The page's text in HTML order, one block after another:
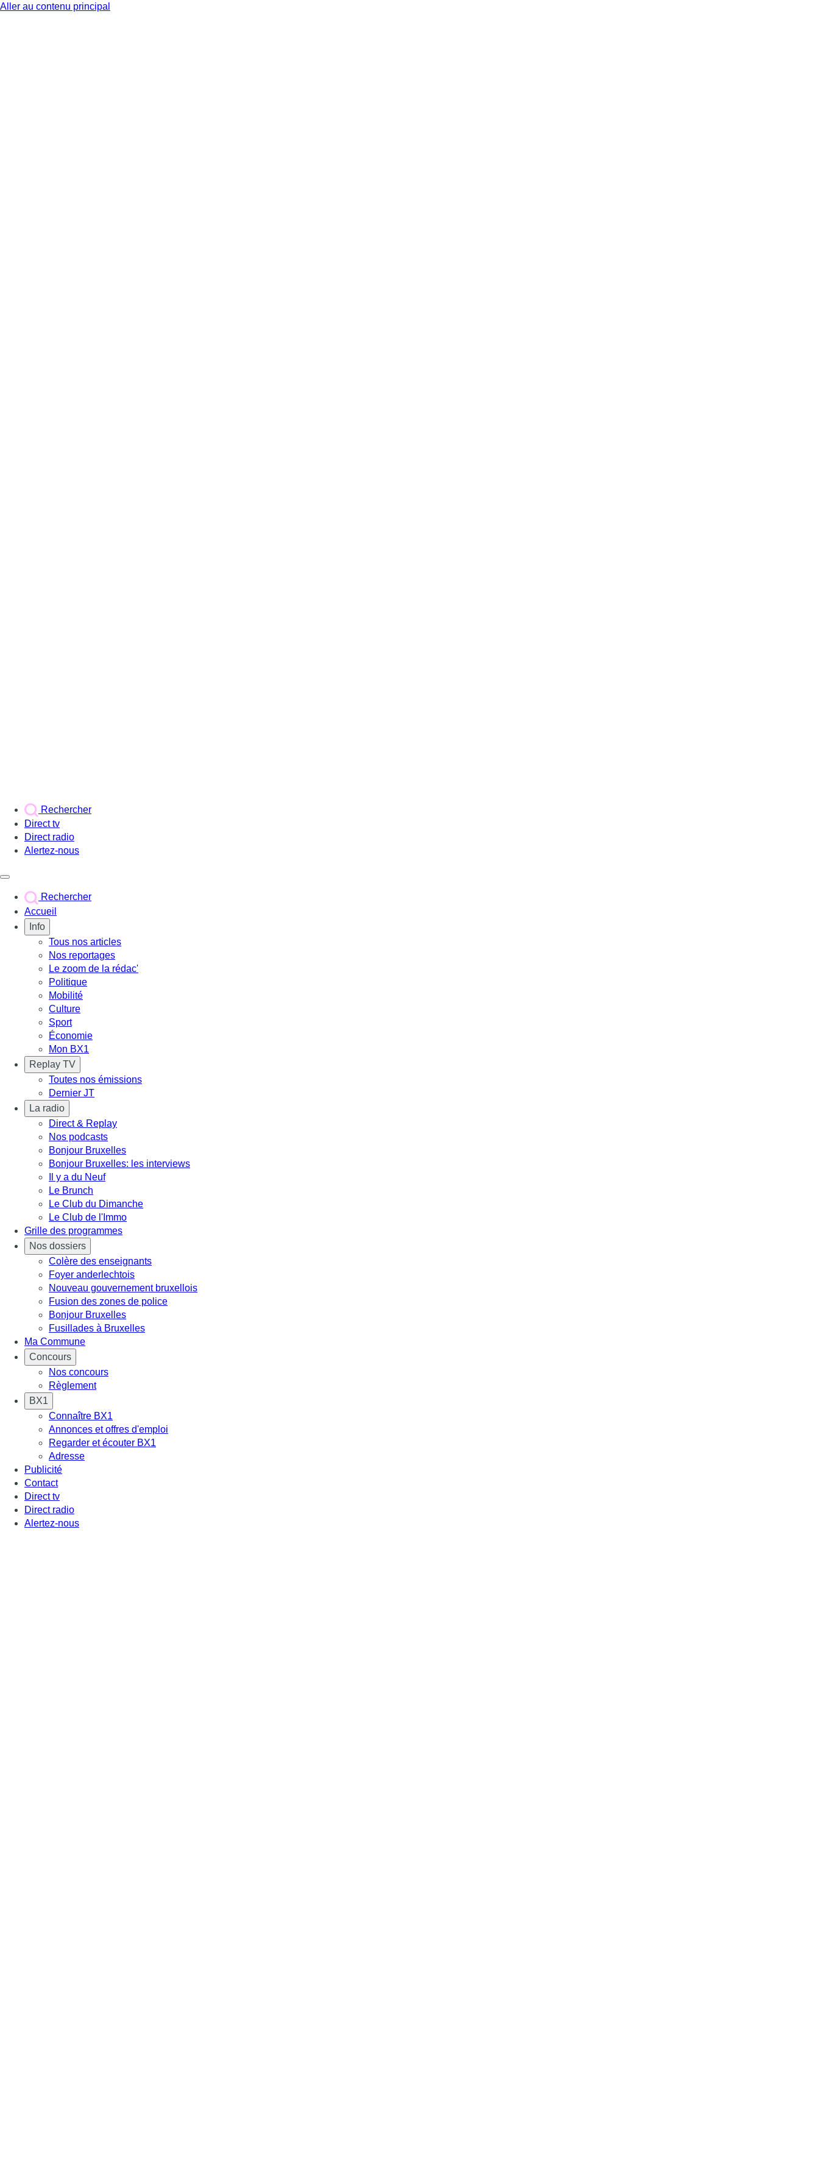
Aller au contenu principal
Rechercher
Direct tv
Direct radio
Alertez-nous
Rechercher
Accueil
Info
Tous nos articles
Nos reportages
Le zoom de la rédac'
Politique
Mobilité
Culture
Sport
Économie
Mon BX1
Replay TV
Toutes nos émissions
Dernier JT
La radio
Direct & Replay
Nos podcasts
Bonjour Bruxelles
Bonjour Bruxelles: les interviews
Il y a du Neuf
Le Brunch
Le Club du Dimanche
Le Club de l'Immo
Grille des programmes
Nos dossiers
Colère des enseignants
Foyer anderlechtois
Nouveau gouvernement bruxellois
Fusion des zones de police
Bonjour Bruxelles
Fusillades à Bruxelles
Ma Commune
Concours
Nos concours
Règlement
BX1
Connaître BX1
Annonces et offres d'emploi
Regarder et écouter BX1
Adresse
Publicité
Contact
Direct tv
Direct radio
Alertez-nous